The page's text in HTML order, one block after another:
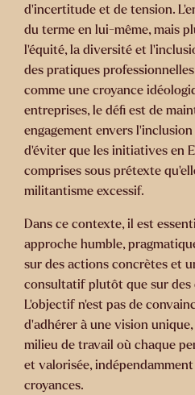
d’incertitude et de tension.
du terme en lui-même, mais
l’équité, la diversité et
des pratiques
comme une croyance
entreprises, le défi est de
engagement envers
d’éviter que les initiatives en
comprises sous prétexte
militantisme excessif.
Dans ce contexte, il est
approche humble,
sur des actions concrètes et
consultatif plutôt que sur des
L’objectif n’est pas de
d’adhérer à une vision
milieu de travail où chaque
et valorisée,
croyances.